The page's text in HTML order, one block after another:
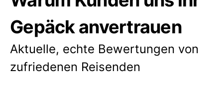
Gepäck anvertrauen
Aktuelle, echte Bewertungen von
zufriedenen Reisenden